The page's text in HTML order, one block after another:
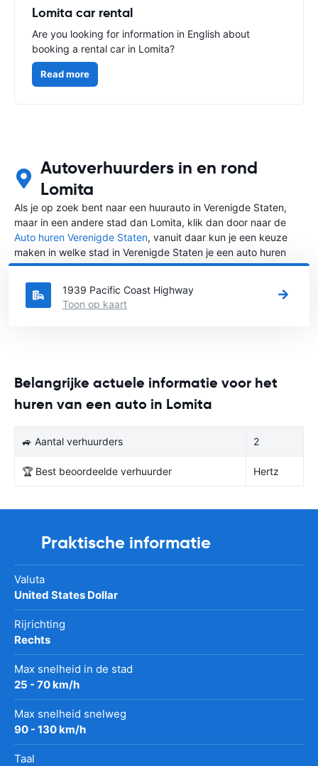
Lomita car rental
Are you looking for information in English about
booking a rental car in Lomita?
Read more
Autoverhuurders in en rond
Lomita
Als je op zoek bent naar een huurauto in Verenigde Staten,
maar in een andere stad dan Lomita, klik dan door naar de
Auto huren Verenigde Staten, vanuit daar kun je een keuze
maken in welke stad in Verenigde Staten je een auto huren
wilt.
1939 Pacific Coast Highway
Toon op kaart
Belangrijke actuele informatie voor het
huren van een auto in Lomita
🚙 Aantal verhuurders 2
🏆 Best beoordeelde verhuurder Hertz
Praktische informatie
Valuta
United States Dollar
Rijrichting
Rechts
Max snelheid in de stad
25 - 70 km/h
Max snelheid snelweg
90 - 130 km/h
Taal